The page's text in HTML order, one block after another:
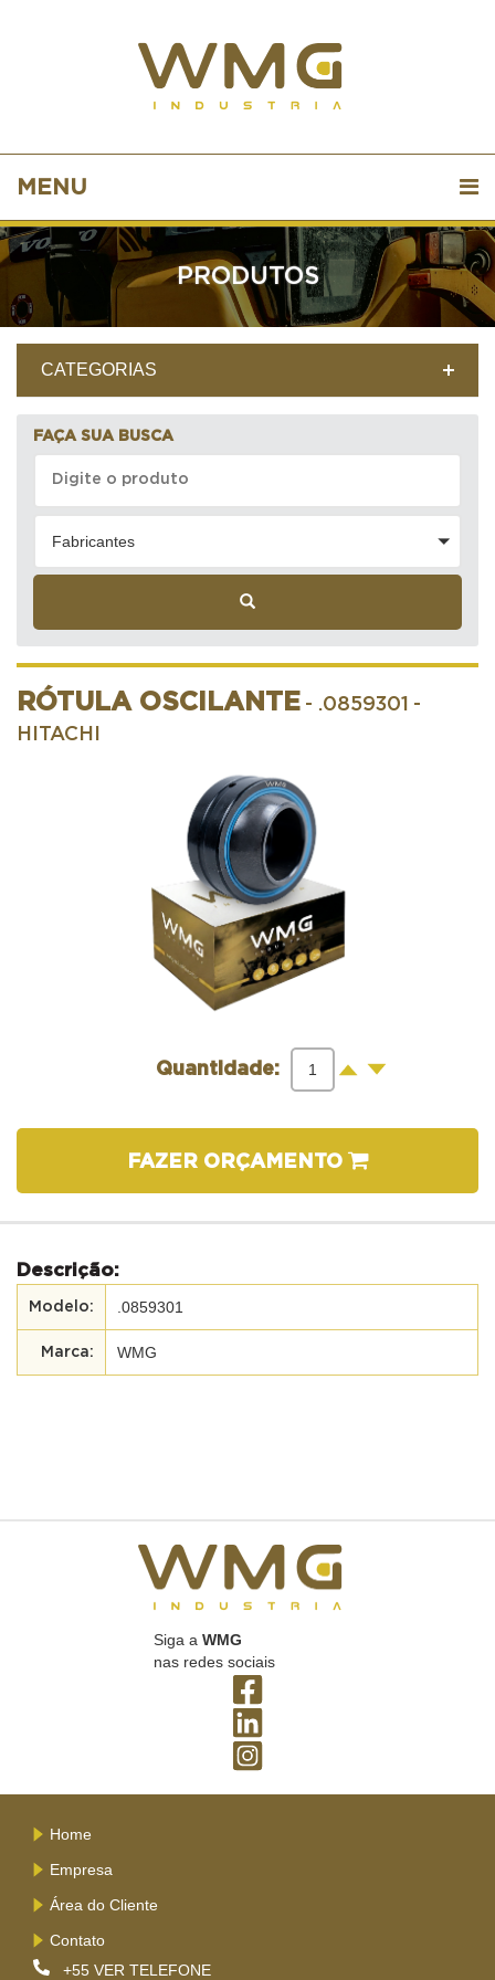
MENU
PRODUTOS
CATEGORIAS
FAÇA SUA BUSCA
Fabricantes
RÓTULA OSCILANTE - .0859301 -
HITACHI
Quantidade: + -
FAZER ORÇAMENTO
Descrição:
.0859301
WMG
Siga a WMG
nas redes sociais
Home
Empresa
Área do Cliente
Contato
+55 VER TELEFONE